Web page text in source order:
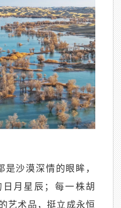
是沙漠深情的眼眸，
月星辰；每一株胡
艺术品，挺立成永恒